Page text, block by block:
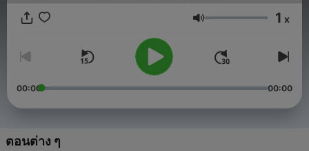
ระดับเสียง 1 x
00:00 00:00
ตอนต่าง ๆ